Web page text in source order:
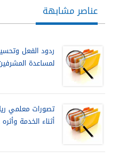
عناصر مشابهة
ردود الفعل
لمساعدة
تصورات معلمي
أثناء الخدمة